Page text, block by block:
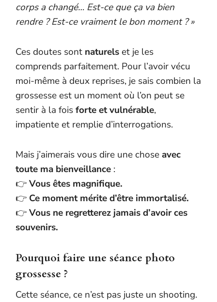
corps a changé… Est-ce que ça va bien
rendre ? Est-ce vraiment le bon moment ? »
Ces doutes sont naturels et je les
comprends parfaitement. Pour l’avoir vécu
moi-même à deux reprises, je sais combien la
grossesse est un moment où l’on peut se
sentir à la foisforte et vulnérable,
impatiente et remplie d’interrogations.
Mais j’aimerais vous dire une choseavec
toute ma bienveillance :
👉Vous êtes magnifique.
👉 Ce moment mérite d’être immortalisé.
👉Vous ne regretterez jamais d’avoir ces
souvenirs.
Pourquoi faire une séance photo
grossesse ?
Cette séance, ce n’est pas juste un shooting.